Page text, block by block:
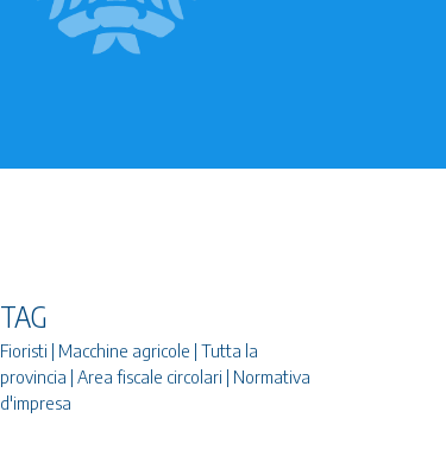
TAG
Fioristi | Macchine agricole | Tutta la
provincia | Area fiscale circolari | Normativa
d'impresa